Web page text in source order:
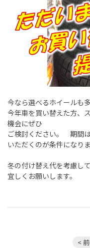
今なら選べるホイールも
今年車を買い替えた方、
機会にぜひ
ご検討ください。 期間
いただくのが条件になりま
冬の付け替え代を考慮し
宜しくお願いします。
<